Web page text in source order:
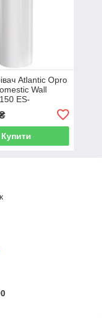
Atlantic Opro
Wall
ES-
Купити